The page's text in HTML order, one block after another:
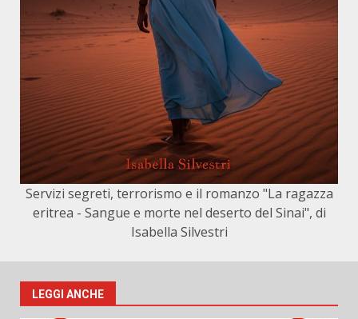
Servizi segreti, terrorismo e il romanzo "La ragazza
eritrea - Sangue e morte nel deserto del Sinai", di
Isabella Silvestri
LEGGI ANCHE